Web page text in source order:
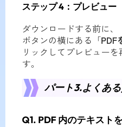
ステップ 4：プレビュー
ダウンロードする前に、
ボタンの横にある「PDF
リックしてプレビュー
す。
パート3.よくあ
Q1. PDF 内のテキスト